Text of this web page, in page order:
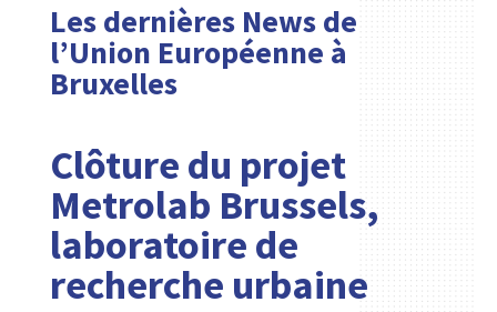
Les dernières News de
l’Union Européenne à
Bruxelles
Clôture du projet
Metrolab Brussels,
laboratoire de
recherche urbaine